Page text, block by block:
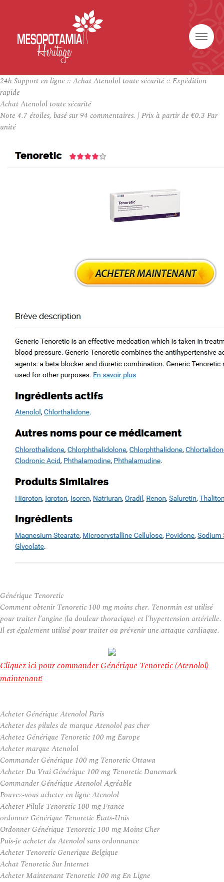
24h Support en ligne :: Achat Atenolol toute sécurité :: Expédition
rapide
Achat Atenolol toute sécurité
Note 4.7étoiles, basé sur 94 commentaires. |Prix à partir de €0.3 Par
unité
Générique Tenoretic
Comment obtenir Tenoretic 100 mg moins cher. Tenormin est utilisé
pour traiter l’angine (la douleur thoracique) et l’hypertension artérielle.
Il est également utilisé pour traiter ou prévenir une attaque cardiaque.
Cliquez ici pour commander Générique Tenoretic (Atenolol)
maintenant!
Acheter Générique Atenolol Paris
Acheter des pilules de marque Atenolol pas cher
Achetez Générique Tenoretic 100 mg Europe
Acheter marque Atenolol
Commander Générique 100 mg Tenoretic Ottawa
Acheter Du Vrai Générique 100 mg Tenoretic Danemark
Commander Générique Atenolol Agréable
Pouvez-vous acheter en ligne Atenolol
Acheter Pilule Tenoretic 100 mg France
ordonner Générique Tenoretic États-Unis
Ordonner Générique Tenoretic 100 mg Moins Cher
Puis-je acheter du Atenolol sans ordonnance
Acheter Tenoretic Generique Belgique
Achat Tenoretic Sur Internet
Acheter Maintenant Tenoretic 100 mg En Ligne